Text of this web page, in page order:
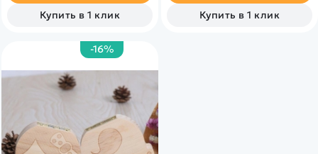
Купить в 1 клик
Купить в 1 клик
-16%